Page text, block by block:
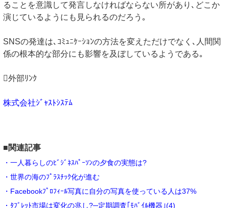
ることを意識して発言しなければならない所があり､どこか
演じているようにも見られるのだろう｡
SNSの発達は､ｺﾐｭﾆｹｰｼｮﾝの方法を変えただけでなく､人間関
係の根本的な部分にも影響を及ぼしているようである｡
外部ﾘﾝｸ
株式会社ｼﾞｬｽﾄｼｽﾃﾑ
■関連記事
・一人暮らしのﾋﾞｼﾞﾈｽﾊﾟｰｿﾝの夕食の実態は?
・世界の海のﾌﾟﾗｽﾁｯｸ化が進む
・Facebookﾌﾟﾛﾌｨｰﾙ写真に自分の写真を使っている人は37%
・ﾀﾌﾞﾚｯﾄ市場は変化の兆し?─定期調査｢ﾓﾊﾞｲﾙ機器｣(4)